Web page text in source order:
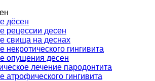
дёсен
рецессии десен
свища на деснах
некротического гингивита
опущения десен
лечение пародонтита
атрофического гингивита